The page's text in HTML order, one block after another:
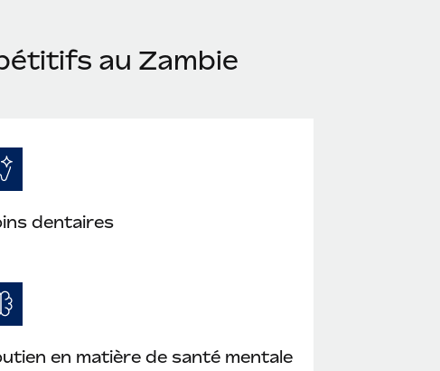
au Zambie
dentaires
en matière de santé mentale